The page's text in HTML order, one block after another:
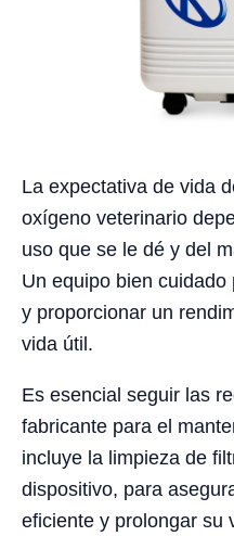
La expectativa de vida
oxígeno veterinario
uso que se le dé y del
Un equipo bien
y proporcionar un
vida útil.
Es esencial seguir las
fabricante para el
incluye la limpieza de
dispositivo, para
eficiente y prolongar su